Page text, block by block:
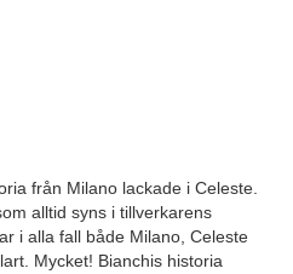
från Milano lackade i Celeste.
alltid syns i tillverkarens
i alla fall både Milano, Celeste
Mycket! Bianchis historia